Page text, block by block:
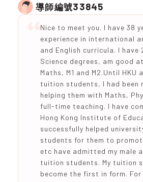
導師編號33845
Nice to meet you. I have 38
experience in international
and English curricula. I have
Science degrees, am good
Maths, M1 and M2.Until HKU
tuition students, I had been
helping them with Maths,
full-time teaching. I have
Hong Kong Institute of
successfully helped
students for them to
etc have admitted my male
tuition students. My tuition
become the first in form.